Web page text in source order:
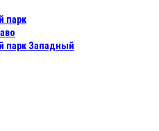
парк
парк Западный